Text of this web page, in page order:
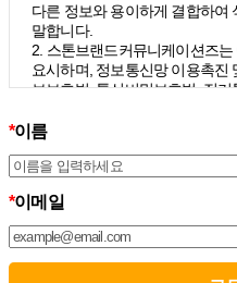
다른 정보와 용이하게 결합하여
말합니다.
2. 스톤브랜드커뮤니케이션즈
요시하며, 정보통신망 이용촉진
보보호법, 통신비밀보호법, 전
개인정보처리방침을 통하여 이
치가 취해지고 있는지 알려드립
선을 위하여 개정하는데 필요한
리방침을 회사의 필요와 사회적
리고 개인정보처리방침을 개정
개정된 사항을 이용자께서 쉽게
*이름
*이메일